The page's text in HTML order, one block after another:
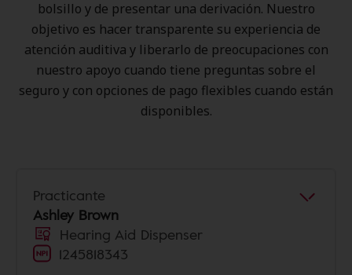
bolsillo y de presentar una derivación. Nuestro
objetivo es hacer transparente su experiencia de
atención auditiva y liberarlo de preocupaciones con
nuestro apoyo cuando tiene preguntas sobre el
seguro y con opciones de pago flexibles cuando están
disponibles.
Practicante
Ashley Brown
Hearing Aid Dispenser
1245818343